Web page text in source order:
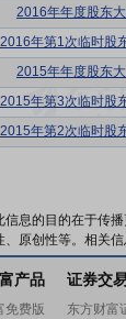
2016年年度股东
2016年第1次临时股
2015年年度股东
2015年第3次临时股
2015年第2次临时股
信息的目的在于传
原创性等。相关
产品
免费版
证券交
东方财富